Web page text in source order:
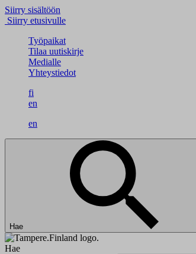
Siirry sisältöön
Siirry etusivulle
Työpaikat
Tilaa uutiskirje
Medialle
Yhteystiedot
fi
en
en
Hae
Hae